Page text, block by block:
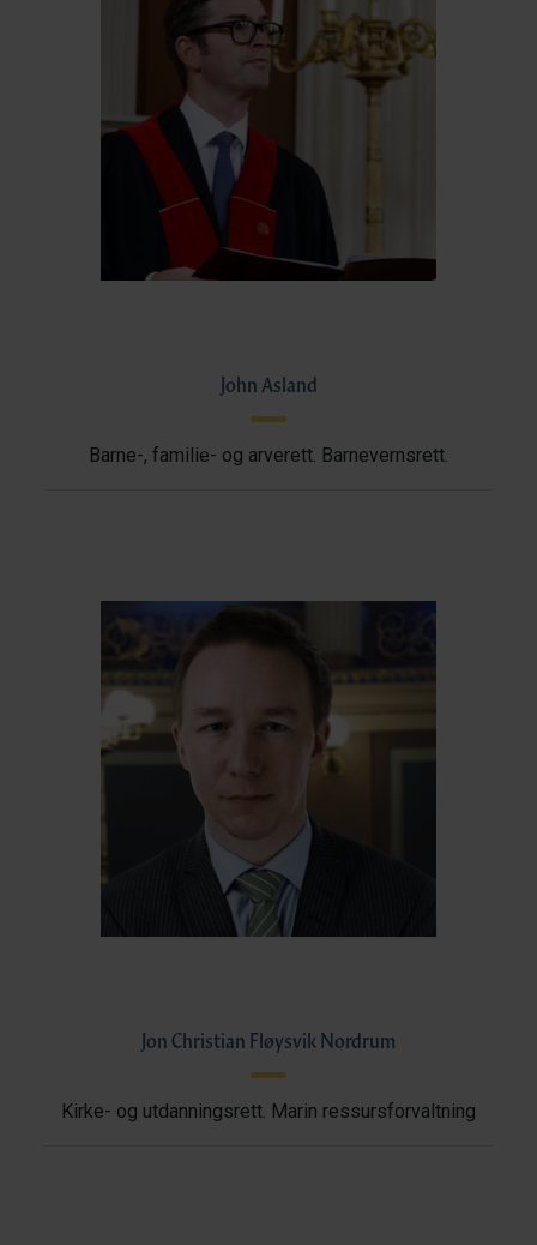
John Asland
Barne-, familie- og arverett. Barnevernsrett.
Jon Christian Fløysvik Nordrum
Kirke- og utdanningsrett. Marin ressursforvaltning